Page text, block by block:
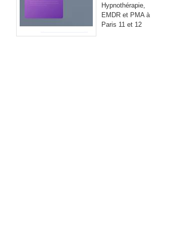
Hypnothérapie,
EMDR et PMA à
Paris 11 et 12